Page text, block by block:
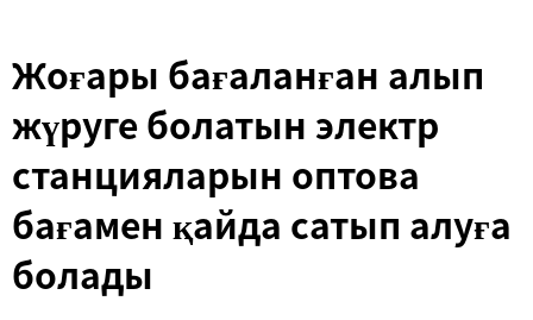
Жоғары бағаланған алып
жүруге болатын электр
станцияларын оптова
бағамен қайда сатып алуға
болады